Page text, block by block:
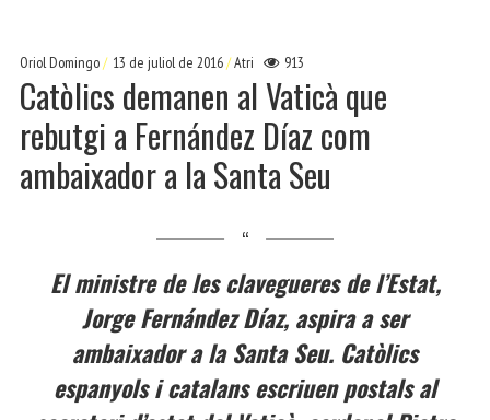
Oriol Domingo 13 de juliol de 2016 Atri 913
Catòlics demanen al Vaticà que
rebutgi a Fernández Díaz com
ambaixador a la Santa Seu
El ministre de les clavegueres de l’Estat,
Jorge Fernández Díaz, aspira a ser
ambaixador a la Santa Seu. Catòlics
espanyols i catalans escriuen postals al